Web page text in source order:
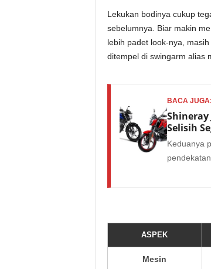
Lekukan bodinya cukup
sebelumnya. Biar makin
lebih padet look-nya,
ditempel di swingarm alias
BACA JUGA:
Shineray
Selisih
Keduanya
ASPEK
Mesin